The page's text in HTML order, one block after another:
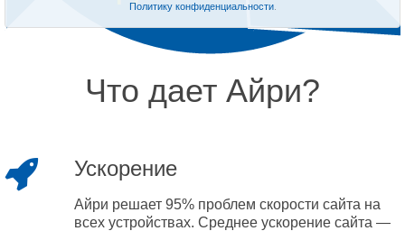
Политику конфиденциальности.
Что дает Айри?
Ускорение
Айри решает 95% проблем скорости сайта на
всех устройствах. Среднее ускорение сайта —